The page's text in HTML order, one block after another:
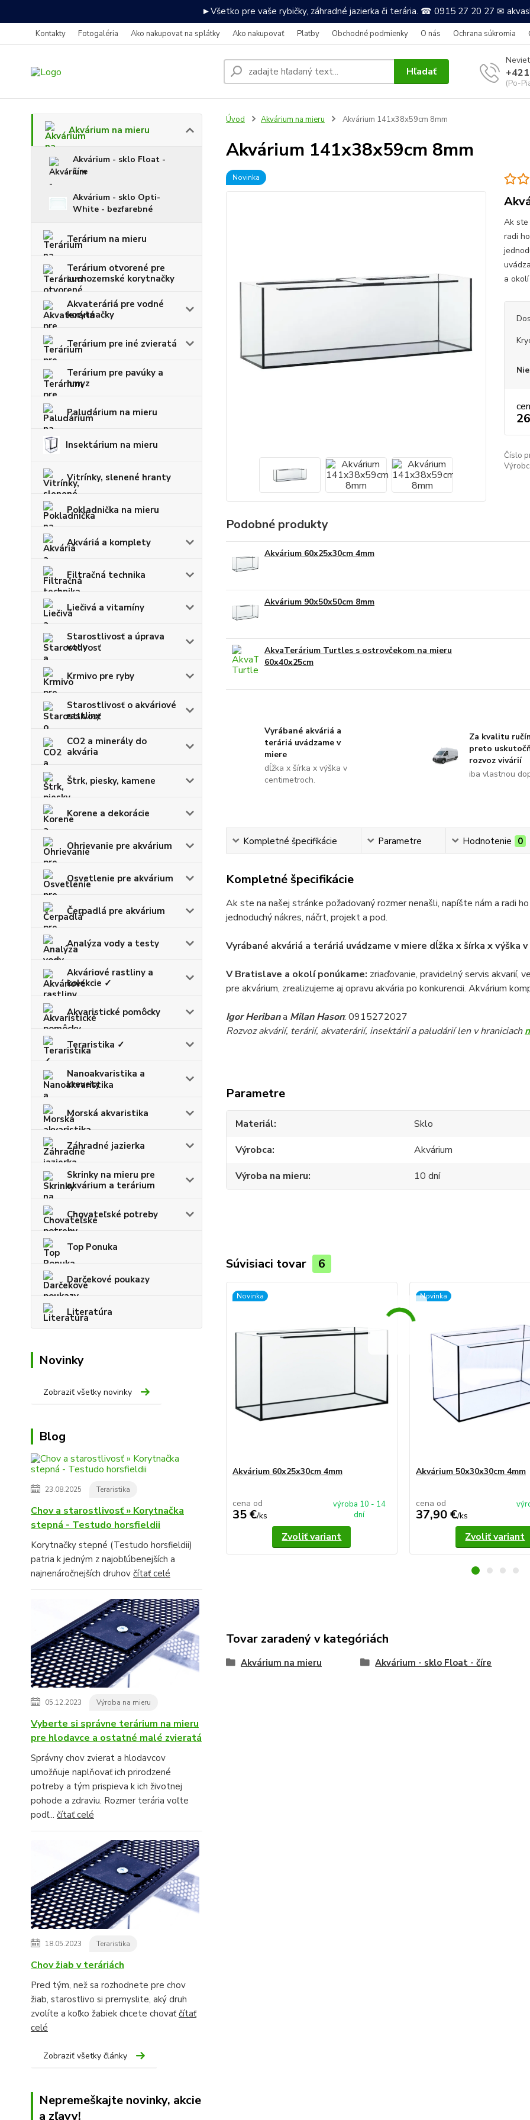
►Všetko pre vaše rybičky, záhradné jazierka či terária. ☎ 0915 27 20 27 ✉
Kontakty Fotogaléria Ako nakupovať na splátky Ako nakupovať Platby Obchodné podmienky O nás Ochrana súkromia
Hľadať
(Po-
Akvárium na mieru
Akvárium - sklo Float -
číre
Akvárium - sklo Opti-
White - bezfarebné
Terárium na mieru
Terárium otvorené pre
suchozemské korytnačky
Akvateráriá pre vodné
korytnačky
Terárium pre iné zvieratá
Terárium pre pavúky a
hmyz
Paludárium na mieru
Insektárium na mieru
Vitrínky, slenené hranty
Pokladnička na mieru
Akváriá a komplety
Filtračná technika
Liečivá a vitamíny
Starostlivosť a úprava
vody
Krmivo pre ryby
Starostlivosť o akváriové
rastliny
CO2 a minerály do
akvária
Štrk, piesky, kamene
Korene a dekorácie
Ohrievanie pre akvárium
Osvetlenie pre akvárium
Čerpadlá pre akvárium
Analýza vody a testy
Akváriové rastliny a
kolekcie ✓
Akvaristické pomôcky
Teraristika ✓
Nanoakvaristika a
krevety
Morská akvaristika
Záhradné jazierka
Skrinky na mieru pre
akvárium a terárium
Chovateľské potreby
Top Ponuka
Darčekové poukazy
Literatúra
Novinky
Zobraziť všetky novinky
Blog
23.08.2025 Teraristika
Chov a starostlivosť » Korytnačka
stepná - Testudo horsfieldii
Korytnačky stepné (Testudo horsfieldii)
patria k jedným z najobľúbenejších a
najnenáročnejších druhov čítať celé
05.12.2023 Výroba na mieru
Vyberte si správne terárium na mieru
pre hlodavce a ostatné malé zvieratá
Správny chov zvierat a hlodavcov
umožňuje naplňovať ich prirodzené
potreby a tým prispieva k ich životnej
pohode a zdraviu. Rozmer terária voľte
podľ... čítať celé
18.05.2023 Teraristika
Chov žiab v teráriách
Pred tým, než sa rozhodnete pre chov
žiab, starostlivo si premyslite, aký druh
zvolíte a koľko žabiek chcete chovaťčítať
celé
Zobraziť všetky články
Nepremeškajte novinky, akcie
a zľavy!
Úvod Akvárium na mieru Akvárium 141x38x59cm 8mm
Akvárium 141x38x59cm 8mm
Novinka
Ak ste
radi
a
Číslo
Podobné produkty
Akvárium 60x25x30cm 4mm
Akvárium 90x50x50cm 8mm
AkvaTerárium Turtles s ostrovčekom na mieru
60x40x25cm
Vyrábané akváriá a
teráriá uvádzame v
miere
dĺžka x šírka x výška v
centimetroch.
Za kvalitu
preto
rozvoz vivárií
iba vlastnou
Kompletné špecifikácie Parametre Hodnotenie 0
Kompletné špecifikácie
Ak ste na našej stránke požadovaný rozmer nenašli, napíšte nám a radi
jednoduchý nákres, náčrt, projekt a pod.
Vyrábané akváriá a teráriá uvádzame v miere dĺžka x šírka x výška
V Bratislave a okolí ponúkame: zriaďovanie, pravidelný servis akvarií,
pre akvárium, zrealizujeme aj opravu akvária po konkurencii. Akvárium
Igor Heribana Milan Hason: 0915272027
Rozvoz akvárií, terárií, akvaterárií, insektárií a paludárií len v hraniciach
Parametre
Materiál
Sklo
Výrobca
Akvárium
Výroba na mieru
10 dní
Súvisiaci tovar 6
Novinka
Akvárium 60x25x30cm 4mm
cena od
35 €/ks
výroba 10 - 14
dní
Zvoliť variant
Novinka
Akvárium 50x30x30cm 4mm
cena od
37,90 €/ks
Zvoliť variant
Tovar zaradený v kategóriách
Akvárium na mieru Akvárium - sklo Float - číre